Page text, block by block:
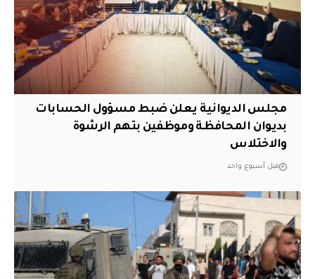
مجلس الديوانية يعلن ضبط مسؤول الحسابات
بديوان المحافظة وموظفين بتهم الرشوة
والاختلاس
قبل أسبوع واحد